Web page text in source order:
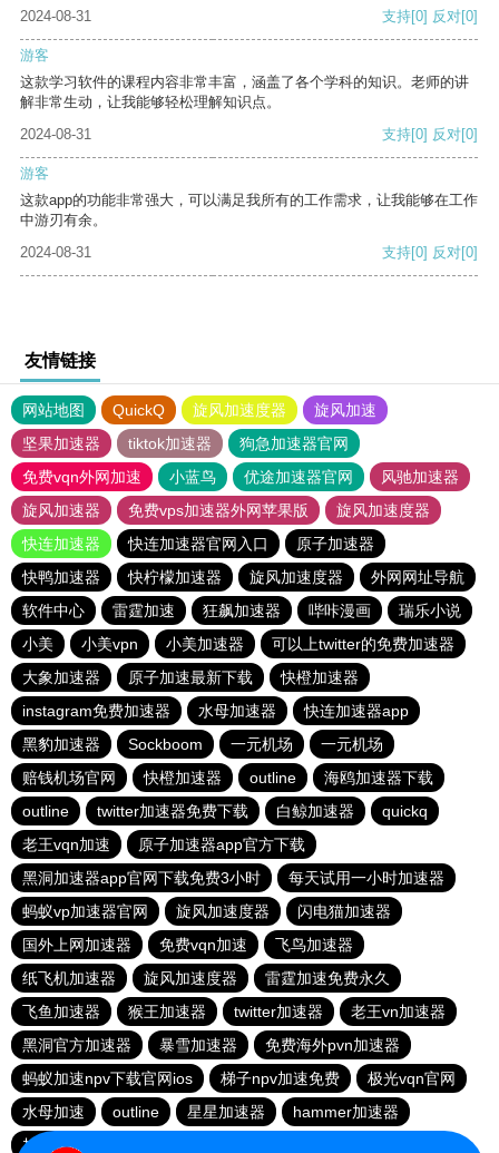
2024-08-31
支持[0] 反对[0]
游客
这款学习软件的课程内容非常丰富，涵盖了各个学科的知识。老师的讲
解非常生动，让我能够轻松理解知识点。
2024-08-31
支持[0] 反对[0]
游客
这款app的功能非常强大，可以满足我所有的工作需求，让我能够在工作
中游刃有余。
2024-08-31
支持[0] 反对[0]
友情链接
网站地图 QuickQ 旋风加速度器
旋风加速
坚果加速器
tiktok加速器
狗急加速器官网
免费vqn外网加速
小蓝鸟 优途加速器官网
风驰加速器
旋风加速器
免费vps加速器外网苹果版
旋风加速度器
快连加速器
快连加速器官网入口
原子加速器
快鸭加速器
快柠檬加速器 旋风加速度器
外网网址导航
软件中心
雷霆加速 狂飙加速器 哔咔漫画
瑞乐小说
小美
小美vpn 小美加速器
可以上twitter的免费加速器
大象加速器
原子加速最新下载
快橙加速器
instagram免费加速器
水母加速器
快连加速器app
黑豹加速器
Sockboom 一元机场
一元机场
赔钱机场官网
快橙加速器 outline
海鸥加速器下载
outline
twitter加速器免费下载 白鲸加速器
quickq
老王vqn加速
原子加速器app官方下载
黑洞加速器app官网下载免费3小时
每天试用一小时加速器
蚂蚁vp加速器官网
旋风加速度器
闪电猫加速器
国外上网加速器
免费vqn加速
飞鸟加速器
纸飞机加速器
旋风加速度器
雷霆加速免费永久
飞鱼加速器
猴王加速器 twitter加速器
老王vn加速器
黑洞官方加速器
暴雪加速器
免费海外pvn加速器
蚂蚁加速npv下载官网ios
梯子npv加速免费
极光vqn官网
水母加速
outline 星星加速器
hammer加速器
加速器试用3小时